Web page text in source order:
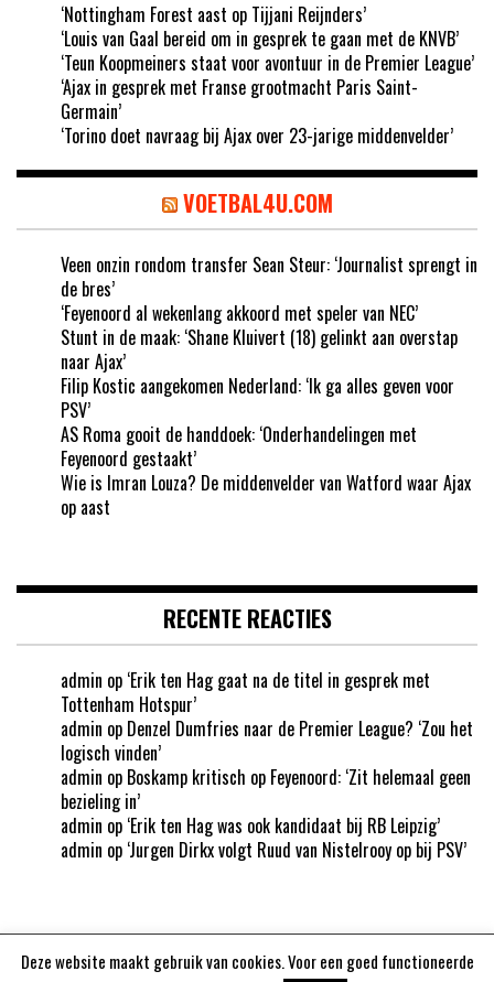
‘Nottingham Forest aast op Tijjani Reijnders’
‘Louis van Gaal bereid om in gesprek te gaan met de KNVB’
‘Teun Koopmeiners staat voor avontuur in de Premier League’
‘Ajax in gesprek met Franse grootmacht Paris Saint-
Germain’
‘Torino doet navraag bij Ajax over 23-jarige middenvelder’
VOETBAL4U.COM
Veen onzin rondom transfer Sean Steur: ‘Journalist sprengt in
de bres’
‘Feyenoord al wekenlang akkoord met speler van NEC’
Stunt in de maak: ‘Shane Kluivert (18) gelinkt aan overstap
naar Ajax’
Filip Kostic aangekomen Nederland: ‘Ik ga alles geven voor
PSV’
AS Roma gooit de handdoek: ‘Onderhandelingen met
Feyenoord gestaakt’
Wie is Imran Louza? De middenvelder van Watford waar Ajax
op aast
RECENTE REACTIES
admin op ‘Erik ten Hag gaat na de titel in gesprek met
Tottenham Hotspur’
admin op Denzel Dumfries naar de Premier League? ‘Zou het
logisch vinden’
admin op Boskamp kritisch op Feyenoord: ‘Zit helemaal geen
bezieling in’
admin op ‘Erik ten Hag was ook kandidaat bij RB Leipzig’
admin op ‘Jurgen Dirkx volgt Ruud van Nistelrooy op bij PSV’
Deze website maakt gebruik van cookies. Voor een goed functioneerde